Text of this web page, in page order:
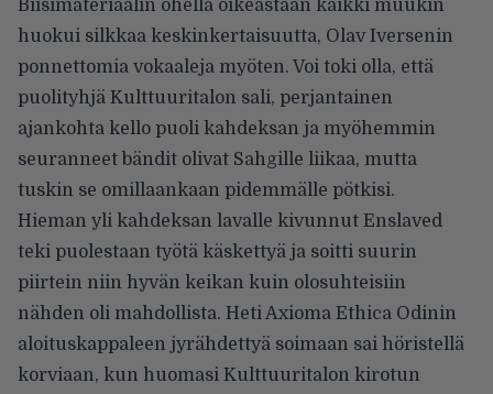
Biisimateriaalin ohella oikeastaan kaikki muukin
huokui silkkaa keskinkertaisuutta, Olav Iversenin
ponnettomia vokaaleja myöten. Voi toki olla, että
puolityhjä Kulttuuritalon sali, perjantainen
ajankohta kello puoli kahdeksan ja myöhemmin
seuranneet bändit olivat Sahgille liikaa, mutta
tuskin se omillaankaan pidemmälle pötkisi.
Hieman yli kahdeksan lavalle kivunnut Enslaved
teki puolestaan työtä käskettyä ja soitti suurin
piirtein niin hyvän keikan kuin olosuhteisiin
nähden oli mahdollista. Heti Axioma Ethica Odinin
aloituskappaleen jyrähdettyä soimaan sai höristellä
korviaan, kun huomasi Kulttuuritalon kirotun